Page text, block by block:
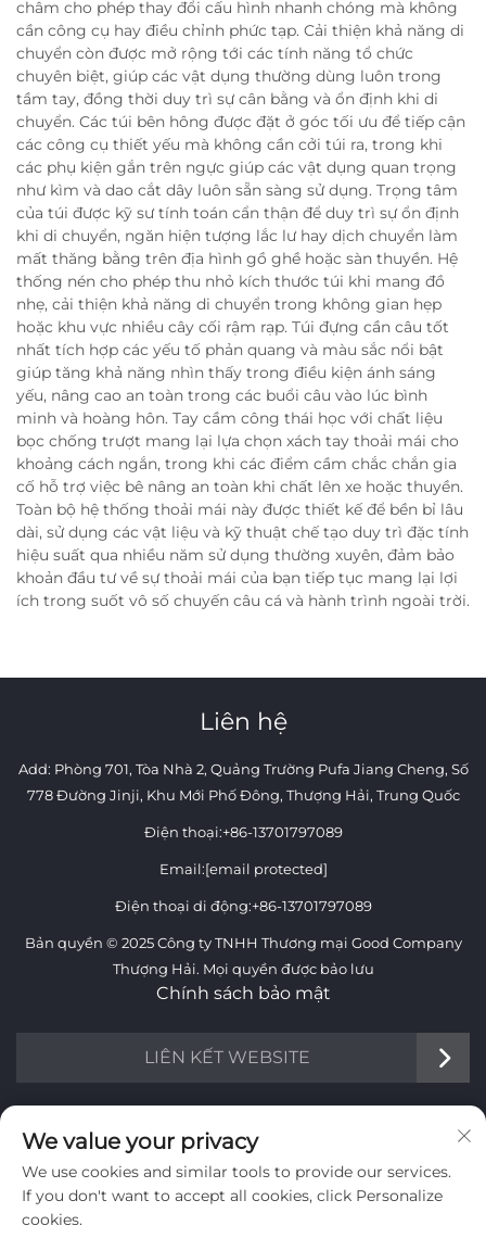
châm cho phép thay đổi cấu hình nhanh chóng mà không
cần công cụ hay điều chỉnh phức tạp. Cải thiện khả năng di
chuyển còn được mở rộng tới các tính năng tổ chức
chuyên biệt, giúp các vật dụng thường dùng luôn trong
tầm tay, đồng thời duy trì sự cân bằng và ổn định khi di
chuyển. Các túi bên hông được đặt ở góc tối ưu để tiếp cận
các công cụ thiết yếu mà không cần cởi túi ra, trong khi
các phụ kiện gắn trên ngực giúp các vật dụng quan trọng
như kìm và dao cắt dây luôn sẵn sàng sử dụng. Trọng tâm
của túi được kỹ sư tính toán cẩn thận để duy trì sự ổn định
khi di chuyển, ngăn hiện tượng lắc lư hay dịch chuyển làm
mất thăng bằng trên địa hình gồ ghề hoặc sàn thuyền. Hệ
thống nén cho phép thu nhỏ kích thước túi khi mang đồ
nhẹ, cải thiện khả năng di chuyển trong không gian hẹp
hoặc khu vực nhiều cây cối rậm rạp. Túi đựng cần câu tốt
nhất tích hợp các yếu tố phản quang và màu sắc nổi bật
giúp tăng khả năng nhìn thấy trong điều kiện ánh sáng
yếu, nâng cao an toàn trong các buổi câu vào lúc bình
minh và hoàng hôn. Tay cầm công thái học với chất liệu
bọc chống trượt mang lại lựa chọn xách tay thoải mái cho
khoảng cách ngắn, trong khi các điểm cầm chắc chắn gia
cố hỗ trợ việc bê nâng an toàn khi chất lên xe hoặc thuyền.
Toàn bộ hệ thống thoải mái này được thiết kế để bền bỉ lâu
dài, sử dụng các vật liệu và kỹ thuật chế tạo duy trì đặc tính
hiệu suất qua nhiều năm sử dụng thường xuyên, đảm bảo
khoản đầu tư về sự thoải mái của bạn tiếp tục mang lại lợi
ích trong suốt vô số chuyến câu cá và hành trình ngoài trời.
Liên hệ
Add: Phòng 701, Tòa Nhà 2, Quảng Trường Pufa Jiang Cheng, Số
778 Đường Jinji, Khu Mới Phố Đông, Thượng Hải, Trung Quốc
Điện thoại:+86-13701797089
Email:[email protected]
Điện thoại di động:+86-13701797089
Bản quyền © 2025 Công ty TNHH Thương mại Good Company
Thượng Hải. Mọi quyền được bảo lưu
Chính sách bảo mật
LIÊN KẾT WEBSITE
THÔNG TIN
Đăng ký nhận bản tin hàng tuần của chúng tôi
We value your privacy
We use cookies and similar tools to provide our services.
If you don't want to accept all cookies, click Personalize
cookies.